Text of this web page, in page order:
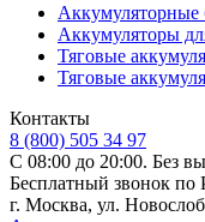
Аккумуляторные
Аккумуляторы
Тяговые
Тяговые
Контакты
8 (800) 505 34 97
С 08:00 до 20:00. Без
Бесплатный звонок по
г. Москва, ул.